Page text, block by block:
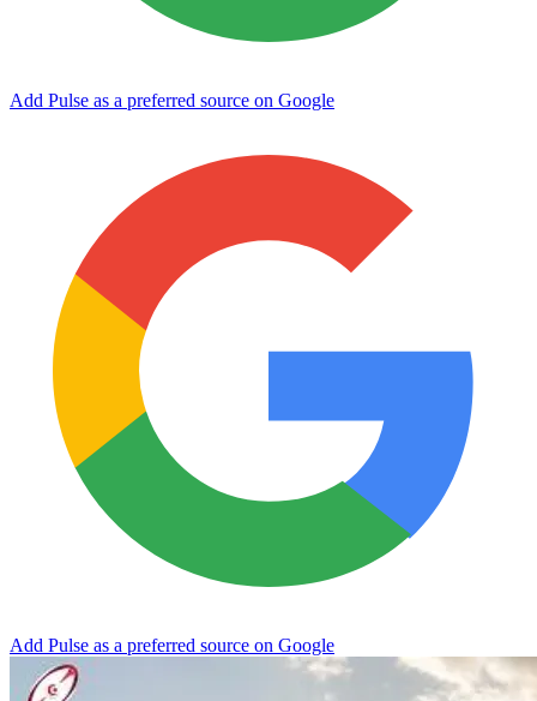
Add Pulse as a preferred source on Google
Add Pulse as a preferred source on Google